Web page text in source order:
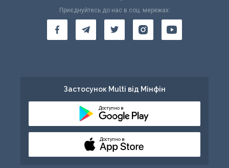
Приєднуйтесь до нас в соц. мережах:
Застосунок Multi від Мінфін
Доступно в
Доступно в